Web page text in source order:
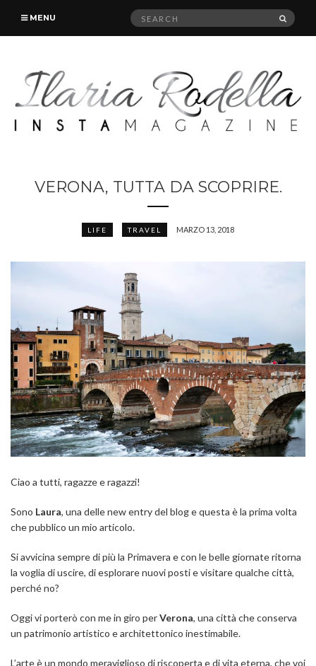
MENU
Search
VERONA, TUTTA DA SCOPRIRE.
LIFE TRAVEL MARZO 13, 2018
Ciao a tutti, ragazze e ragazzi!
Sono Laura, una delle new entry del blog e questa è la prima volta
che pubblico un mio articolo.
Si avvicina sempre di più la Primavera e con le belle giornate ritorna
la voglia di uscire, di esplorare nuovi posti e visitare qualche città,
perché no?
Oggi vi porterò con me in giro perVerona, una città che conserva
un patrimonio artistico e architettonico inestimabile.
L’arte è un mondo meraviglioso di riscoperta e di vita eterna, che voi